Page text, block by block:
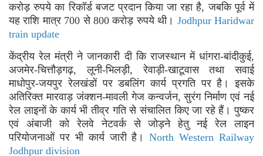
करोड़ रुपये का रिकॉर्ड बजट प्रदान किया जा रहा है, जबकि पूर्व में
यह राशि मात्र 700 से 800 करोड़ रुपये थी। Jodhpur Haridwar
train update
केंद्रीय रेल मंत्री ने जानकारी दी कि राजस्थान में धांगरा-बांदीकुई,
अजमेर-चित्तौड़गढ़, लूनी-भिलड़ी, रेवाड़ी-खाटूवास तथा सवाई
माधोपुर-जयपुर रेलखंडों पर डबलिंग कार्य प्रगति पर है। इसके
अतिरिक्त मारवाड़ जंक्शन-मावली गेज कन्वर्जन, सुरंग निर्माण एवं नई
रेल लाइनों के कार्य भी तीव्र गति से संचालित किए जा रहे हैं। पुष्कर
एवं अंबाजी को रेलवे नेटवर्क से जोड़ने हेतु नई रेल लाइन
परियोजनाओं पर भी कार्य जारी है।North Western Railway
Jodhpur division